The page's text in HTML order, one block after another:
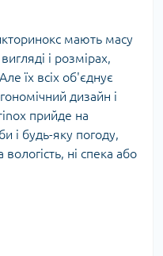
мають масу
і розмірах,
їх всіх об'єднує
дизайн і
прийде на
і будь-яку погоду,
ні спека або